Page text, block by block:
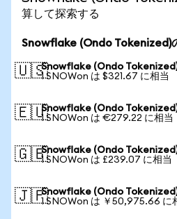
算して探索する
Snowflake (Ondo Tokenized)
🇺🇸Snowflake (Ondo Tokenized)
1 SNOWon は $321.67 に相当
🇪🇺Snowflake (Ondo Tokenized)
1 SNOWon は €279.22 に相当
🇬🇧Snowflake (Ondo Tokenized)
1 SNOWon は £239.07 に相当
🇯🇵Snowflake (Ondo Tokenized)
1 SNOWon は ￥50,975.66 に